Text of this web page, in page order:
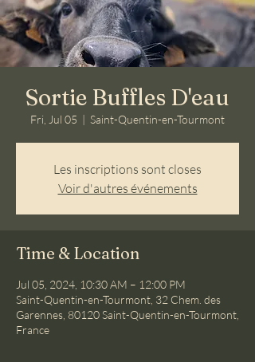
Sortie Buffles D'eau
Fri, Jul 05
  |
Saint-Quentin-en-Tourmont
Les inscriptions sont closes
Voir d'autres événements
Time & Location
Jul 05, 2024, 10:30 AM – 12:00 PM
Saint-Quentin-en-Tourmont, 32 Chem. des
Garennes, 80120 Saint-Quentin-en-Tourmont,
France